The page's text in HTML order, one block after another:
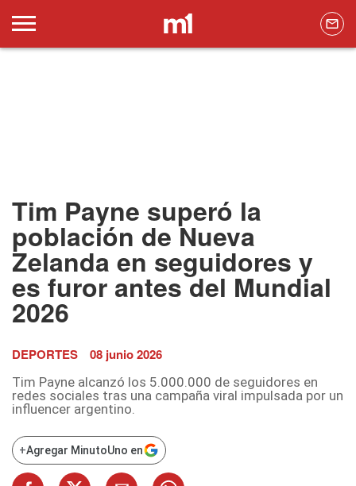
Tim Payne superó la
población de Nueva
Zelanda en seguidores y
es furor antes del Mundial
2026
DEPORTES 08 junio 2026
Tim Payne alcanzó los 5.000.000 de seguidores en
redes sociales tras una campaña viral impulsada por un
influencer argentino.
+Agregar MinutoUno en